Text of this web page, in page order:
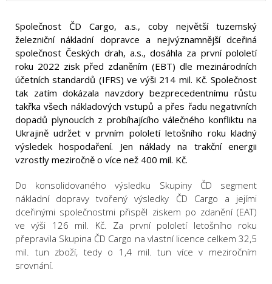
Společnost ČD Cargo, a.s., coby největší tuzemský
železniční nákladní dopravce a nejvýznamnější dceřiná
společnost Českých drah, a.s., dosáhla za první pololetí
roku 2022 zisk před zdaněním (EBT) dle mezinárodních
účetních standardů (IFRS) ve výši 214 mil. Kč. Společnost
tak zatím dokázala navzdory bezprecedentnímu růstu
takřka všech nákladových vstupů a přes řadu negativních
dopadů plynoucích z probíhajícího válečného konfliktu na
Ukrajině udržet v prvním pololetí letošního roku kladný
výsledek hospodaření. Jen náklady na trakční energii
vzrostly meziročně o více než 400 mil. Kč.
Do konsolidovaného výsledku Skupiny ČD segment
nákladní dopravy tvořený výsledky ČD Cargo a jejími
dceřinými společnostmi přispěl ziskem po zdanění (EAT)
ve výši 126 mil. Kč. Za první pololetí letošního roku
přepravila Skupina ČD Cargo na vlastní licence celkem 32,5
mil. tun zboží, tedy o 1,4 mil. tun více v meziročním
srovnání.